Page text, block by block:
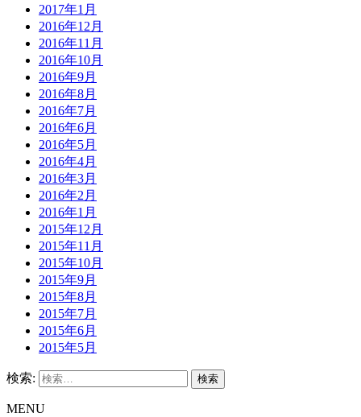
2017年1月
2016年12月
2016年11月
2016年10月
2016年9月
2016年8月
2016年7月
2016年6月
2016年5月
2016年4月
2016年3月
2016年2月
2016年1月
2015年12月
2015年11月
2015年10月
2015年9月
2015年8月
2015年7月
2015年6月
2015年5月
検索:
MENU